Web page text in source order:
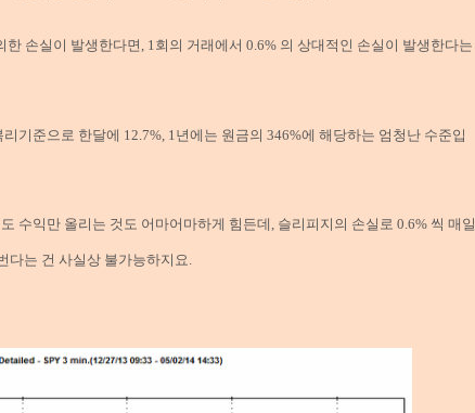
손실이 발생한다면, 1회의 거래에서 0.6% 의 상대적인 손실이 발생한다는
기준으로 한달에 12.7%, 1년에는 원금의 346%에 해당하는 엄청난 수준입
수익만 올리는 것도 어마어마하게 힘든데, 슬리피지의 손실로 0.6% 씩 매일
다는 건 사실상 불가능하지요.